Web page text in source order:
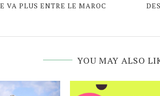
VA PLUS ENTRE LE MAROC
YOU MAY ALSO